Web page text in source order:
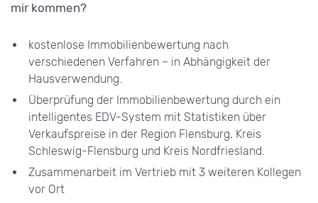
mir kommen?
kostenlose Immobilienbewertung nach
verschiedenen Verfahren – in Abhängigkeit der
Hausverwendung.
Überprüfung der Immobilienbewertung durch ein
intelligentes EDV-System mit Statistiken über
Verkaufspreise in der Region Flensburg, Kreis
Schleswig-Flensburg und Kreis Nordfriesland.
Zusammenarbeit im Vertrieb mit 3 weiteren Kollegen
vor Ort